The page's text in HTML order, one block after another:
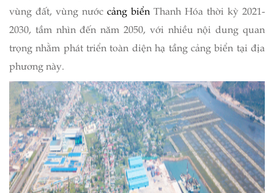
vùng đất, vùng nước cảng biểnThanh Hóa thời kỳ 2021-
2030, tầm nhìn đến năm 2050, với nhiều nội dung quan
trọng nhằm phát triển toàn diện hạ tầng cảng biển tại địa
phương này.